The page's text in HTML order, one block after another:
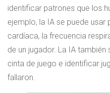
identificar patrones que los
ejemplo, la IA se puede
cardíaca, la frecuencia
de un jugador. La IA también
cinta de juego e identificar
fallaron.